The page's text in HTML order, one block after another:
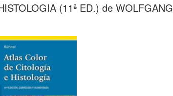
(11ª ED.) de WOLFGANG